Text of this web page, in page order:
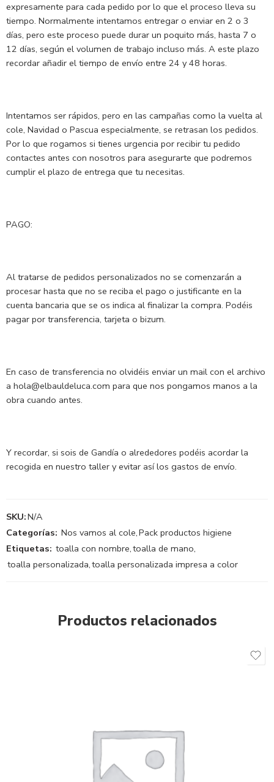
expresamente para cada pedido por lo que el proceso lleva su
tiempo. Normalmente intentamos entregar o enviar en 2 o 3
días, pero este proceso puede durar un poquito más, hasta 7 o
12 días, según el volumen de trabajo incluso más. A este plazo
recordar añadir el tiempo de envío entre 24 y 48 horas.
Intentamos ser rápidos, pero en las campañas como la vuelta al
cole, Navidad o Pascua especialmente, se retrasan los pedidos.
Por lo que rogamos si tienes urgencia por recibir tu pedido
contactes antes con nosotros para asegurarte que podremos
cumplir el plazo de entrega que tu necesitas.
PAGO:
Al tratarse de pedidos personalizados no se comenzarán a
procesar hasta que no se reciba el pago o justificante en la
cuenta bancaria que se os indica al finalizar la compra. Podéis
pagar por transferencia, tarjeta o bizum.
En caso de transferencia no olvidéis enviar un mail con el archivo
a hola@elbauldeluca.com para que nos pongamos manos a la
obra cuando antes.
Y recordar, si sois de Gandía o alrededores podéis acordar la
recogida en nuestro taller y evitar así los gastos de envío.
SKU:N/A
Categorías: Nos vamos al cole,Pack productos higiene
Etiquetas: toalla con nombre,toalla de mano,
toalla personalizada,toalla personalizada impresa a color
Productos relacionados